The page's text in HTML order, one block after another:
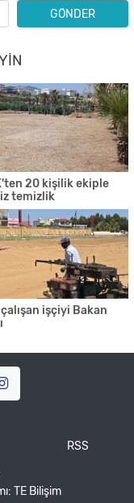
GÖNDER
20 kişilik ekiple
temizlik
işçiyi Bakan
RSS
TE Bilişim